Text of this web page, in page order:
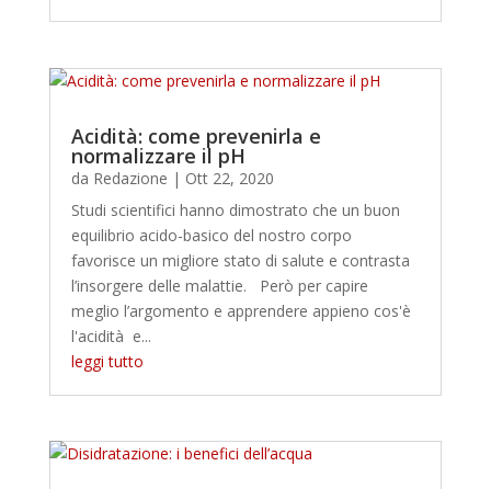
Acidità: come prevenirla e
normalizzare il pH
da Redazione | Ott 22, 2020
Studi scientifici hanno dimostrato che un buon
equilibrio acido-basico del nostro corpo
favorisce un migliore stato di salute e contrasta
l’insorgere delle malattie. Però per capire
meglio l’argomento e apprendere appieno cos'è
l'acidità e...
leggi tutto